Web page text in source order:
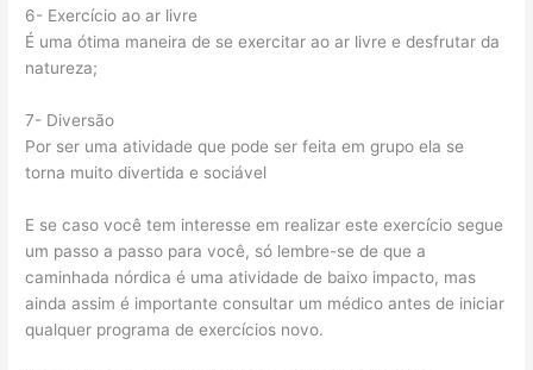
6- Exercício ao ar livre
É uma ótima maneira de se exercitar ao ar livre e desfrutar da
natureza;
7- Diversão
Por ser uma atividade que pode ser feita em grupo ela se
torna muito divertida e sociável
E se caso você tem interesse em realizar este exercício segue
um passo a passo para você, só lembre-se de que a
caminhada nórdica é uma atividade de baixo impacto, mas
ainda assim é importante consultar um médico antes de iniciar
qualquer programa de exercícios novo.